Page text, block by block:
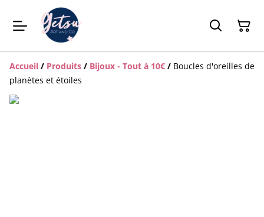
Accueil / Produits / Bijoux - Tout à 10€ / Boucles d'oreilles de
planètes et étoiles